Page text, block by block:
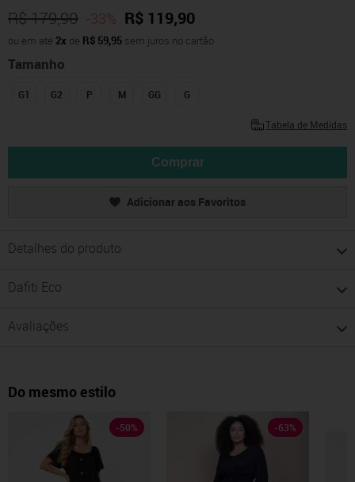
R$ 179,90 -33% R$ 119,90
ou em até 2x de R$ 59,95 sem juros no cartão
Tamanho
G1 G2 P M GG G
Tabela de Medidas
Comprar
Adicionar aos Favoritos
Detalhes do produto
Dafiti Eco
Avaliações
Do mesmo estilo
-50% -63%